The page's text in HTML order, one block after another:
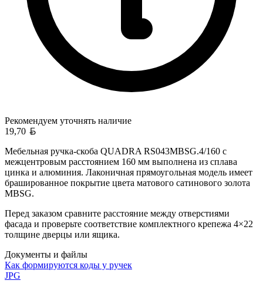
Рекомендуем уточнять наличие
19,70
Мебельная ручка-скоба QUADRA RS043MBSG.4/160 с
межцентровым расстоянием 160 мм выполнена из сплава
цинка и алюминия. Лаконичная прямоугольная модель имеет
брашированное покрытие цвета матового сатинового золота
MBSG.
Перед заказом сравните расстояние между отверстиями
фасада и проверьте соответствие комплектного крепежа 4×22
толщине дверцы или ящика.
Документы и файлы
Как формируются коды у ручек
JPG